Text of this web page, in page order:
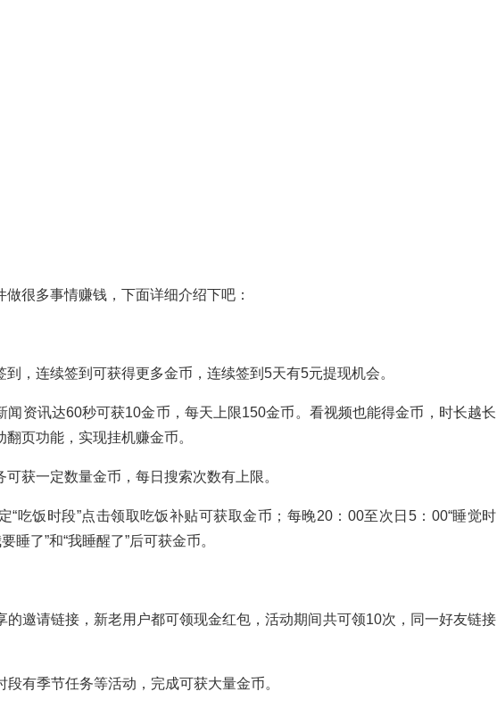
很多事情赚钱，下面详细介绍下吧：
，连续签到可获得更多金币，连续签到5天有5元提现机会。
闻资讯达60秒可获10金币，每天上限150金币。看视频也能得金币，时长越长
页功能，实现挂机赚金币。
获一定数量金币，每日搜索次数有上限。
“吃饭时段”点击领取吃饭补贴可获取金币；每晚20：00至次日5：00“睡觉时
睡了”和“我睡醒了”后可获金币。
的邀请链接，新老用户都可领现金红包，活动期间共可领10次，同一好友链接
有季节任务等活动，完成可获大量金币。